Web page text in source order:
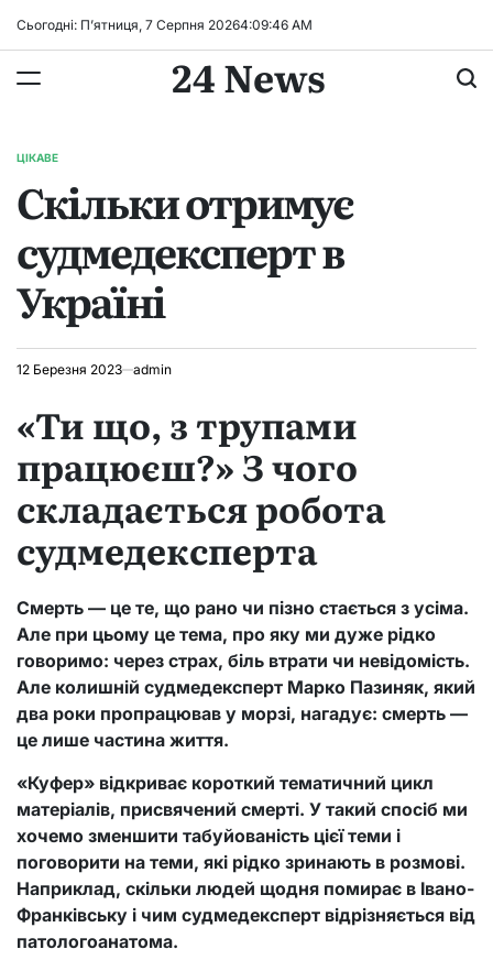
Сьогодні: П’ятниця, 7 Серпня 20264:09:48 AM
24 News
ОПУБЛІКУВАТИ
ЦІКАВЕ
Скільки отримує
судмедексперт в
Україні
12 Березня 2023 admin
«Ти що, з трупами
працюєш?» З чого
складається робота
судмедексперта
Смерть — це те, що рано чи пізно стається з усіма.
Але при цьому це тема, про яку ми дуже рідко
говоримо: через страх, біль втрати чи невідомість.
Але колишній судмедексперт Марко Пазиняк, який
два роки пропрацював у морзі, нагадує: смерть —
це лише частина життя.
«Куфер» відкриває короткий тематичний цикл
матеріалів, присвячений смерті. У такий спосіб ми
хочемо зменшити табуйованість цієї теми і
поговорити на теми, які рідко зринають в розмові.
Наприклад, скільки людей щодня помирає в Івано-
Франківську і чим судмедексперт відрізняється від
патологоанатома.